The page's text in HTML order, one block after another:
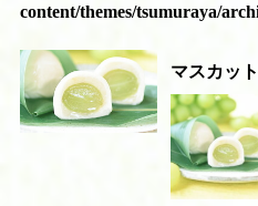
content/themes/tsumuraya/
マスカッ